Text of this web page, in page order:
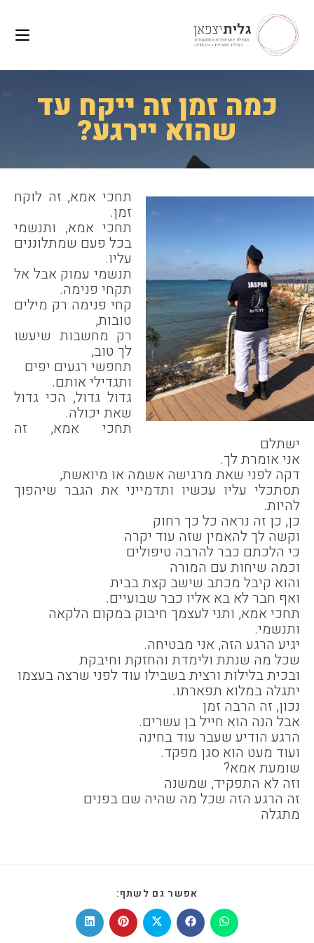
content
כמה זמן זה ייקח עד
שהוא יירגע?
תחכי אמא, זה לוקח
זמן.
תחכי אמא, ותנשמי
בכל פעם שמתלוננים
עליו.
תנשמי עמוק אבל אל
תקחי פנימה.
קחי פנימה רק מילים
טובות,
רק מחשבות שיעשו
לך טוב,
תחפשי רגעים יפים
ותגדילי אותם.
גדול גדול, הכי גדול
שאת יכולה.
תחכי אמא, זה
ישתלם
אני אומרת לך.
דקה לפני שאת מרגישה אשמה או מיואשת,
תסתכלי עליו עכשיו ותדמייני את הגבר שיהפוך
להיות.
כן, כן זה נראה כל כך רחוק
וקשה לך להאמין שזה עוד יקרה
כי הלכתם כבר להרבה טיפולים
וכמה שיחות עם המורה
והוא קיבל מכתב שישב קצת בבית
ואף חבר לא בא אליו כבר שבועיים.
תחכי אמא, ותני לעצמך חיבוק במקום הלקאה
ותנשמי.
יגיע הרגע הזה, אני מבטיחה.
שכל מה שנתת ולימדת והחזקת וחיבקת
ובכית בלילות ורצית בשבילו עוד לפני שרצה בעצמו
יתגלה במלוא תפארתו.
נכון, זה הרבה זמן
אבל הנה הוא חייל בן עשרים.
הרגע הודיע שעבר עוד בחינה
ועוד מעט הוא סגן מפקד.
שומעת אמא?
וזה לא התפקיד, שמשנה
זה הרגע הזה שכל מה שהיה שם בפנים
מתגלה
אפשר גם לשתף:
THIS
CONTENT
Opens
in
Opens
in
Opens
in
Opens
in
Opens
in